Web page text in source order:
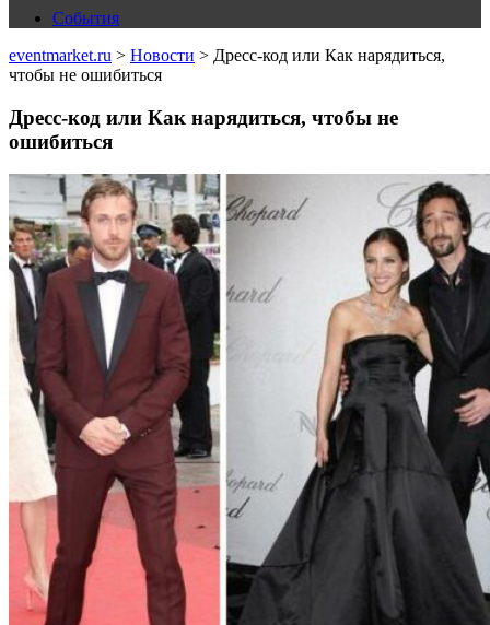
События
eventmarket.ru > Новости > Дресс-код или Как нарядиться,
чтобы не ошибиться
Дресс-код или Как нарядиться, чтобы не
ошибиться